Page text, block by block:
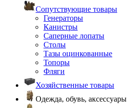
Сопутствующие товары
Генераторы
Канистры
Саперные лопаты
Столы
Тазы оцинкованные
Топоры
Фляги
Хозяйственные товары
Одежда, обувь, аксессуары